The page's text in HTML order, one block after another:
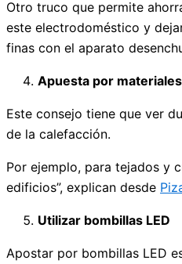
Otro truco que permite
este electrodoméstico y
finas con el aparato
Apuesta por
Este consejo tiene que ver
de la calefacción.
Por ejemplo, para tejados y
edificios”, explican desde
Utilizar bombillas LED
Apostar por bombillas LED